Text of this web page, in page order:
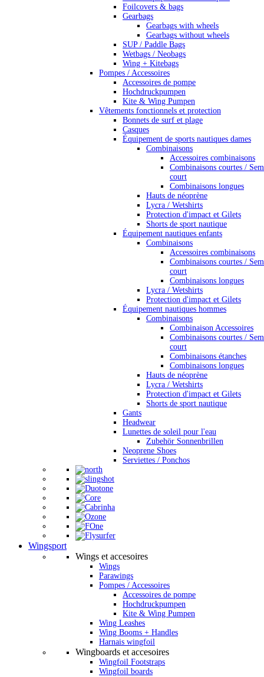
Foilcovers & bags
Gearbags
Gearbags with wheels
Gearbags without wheels
SUP / Paddle Bags
Wetbags / Neobags
Wing + Kitebags
Pompes / Accessoires
Accessoires de pompe
Hochdruckpumpen
Kite & Wing Pumpen
Vêtements fonctionnels et protection
Bonnets de surf et plage
Casques
Équipement de sports nautiques dames
Combinaisons
Accessoires combinaisons
Combinaisons courtes /
court
Combinaisons longues
Hauts de néoprène
Lycra / Wetshirts
Protection d'impact et Gilets
Shorts de sport nautique
Équipement nautiques enfants
Combinaisons
Accessoires combinaisons
Combinaisons courtes /
court
Combinaisons longues
Lycra / Wetshirts
Protection d'impact et Gilets
Équipement nautiques hommes
Combinaisons
Combinaison Accessoires
Combinaisons courtes /
court
Combinaisons étanches
Combinaisons longues
Hauts de néoprène
Lycra / Wetshirts
Protection d'impact et Gilets
Shorts de sport nautique
Gants
Headwear
Lunettes de soleil pour l'eau
Zubehör Sonnenbrillen
Neoprene Shoes
Serviettes / Ponchos
Wingsport
Wings et accesoires
Wings
Parawings
Pompes / Accessoires
Accessoires de pompe
Hochdruckpumpen
Kite & Wing Pumpen
Wing Leashes
Wing Booms + Handles
Harnais wingfoil
Wingboards et accesoires
Wingfoil Footstraps
Wingfoil boards